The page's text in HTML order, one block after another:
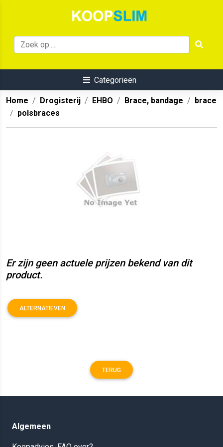
Categorieën
Home Drogisterij EHBO Brace, bandage
brace
polsbraces
Er zijn geen actuele prijzen bekend van dit
product.
ALTERNATIEVEN
TERUG
Algemeen